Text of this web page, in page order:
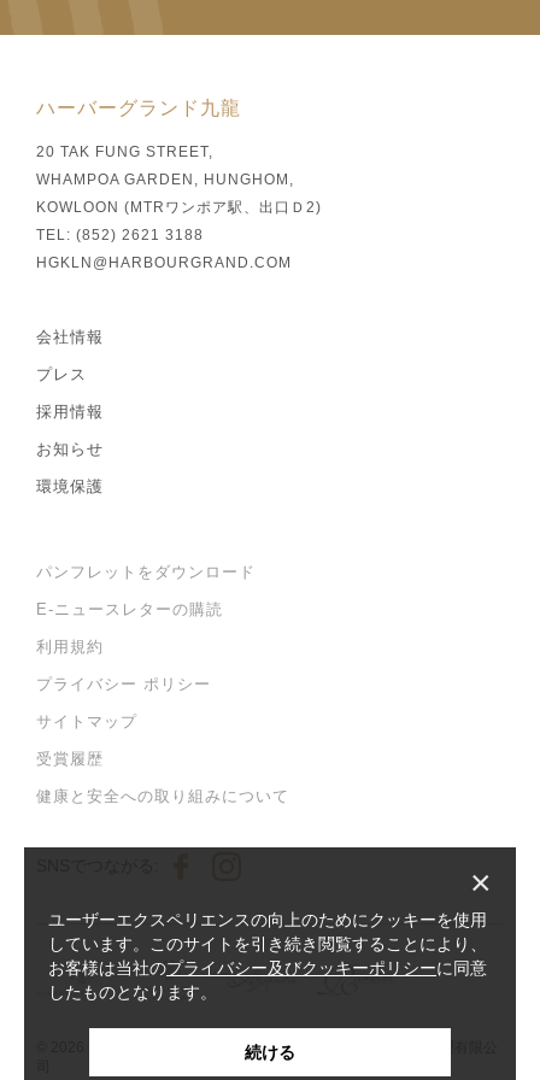
ハーバーグランド九龍
20 TAK FUNG STREET,
WHAMPOA GARDEN, HUNGHOM,
KOWLOON (MTRワンポア駅、出口Ｄ2)
TEL: (852) 2621 3188
HGKLN@HARBOURGRAND.COM
会社情報
プレス
採用情報
お知らせ
環境保護
パンフレットをダウンロード
E-ニュースレターの購読
利用規約
プライバシー ポリシー
サイトマップ
受賞履歴
健康と安全への取り組みについて
© 2026 Harbour Plaza Hotel Management Limited 海逸酒店管理有限公
×
ユーザーエクスペリエンスの向上のためにクッキーを使用
しています。このサイトを引き続き閲覧することにより、
お客様は当社のプライバシー及びクッキーポリシーに同意
したものとなります。
続ける